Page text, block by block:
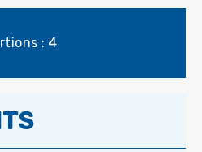
: 4